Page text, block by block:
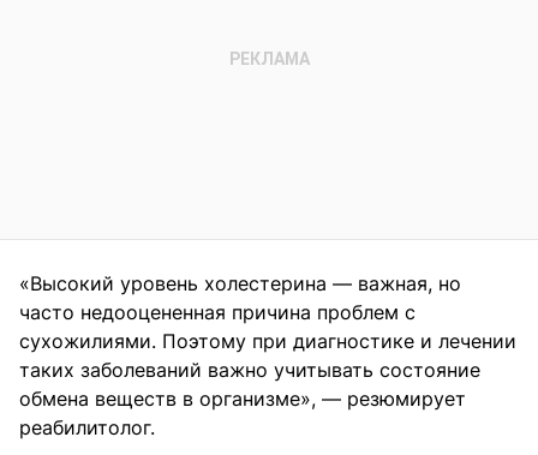
«Высокий уровень холестерина — важная, но
часто недооцененная причина проблем с
сухожилиями. Поэтому при диагностике и лечении
таких заболеваний важно учитывать состояние
обмена веществ в организме», — резюмирует
реабилитолог.